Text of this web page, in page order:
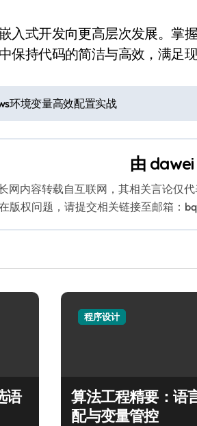
入式开发向更高层次发展。掌
保持代码的简洁与高效，满足
环境变量高效配置实战
由 dawei
网内容转载自互联网，其相关言论仅
版权问题，请提交相关链接至邮箱：
语
程序设计
算法工程精要：语
配与变量管控